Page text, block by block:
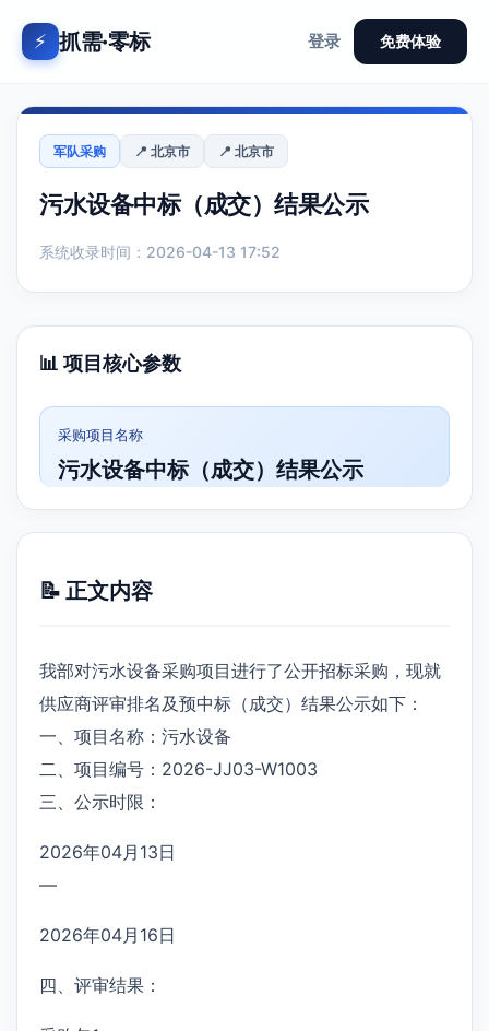
⚡ 抓需·零标 登录 免费体验
军队采购 📍 北京市 📍 北京市
污水设备中标（成交）结果公示
系统收录时间：2026-04-13 17:52
📊 项目核心参数
采购项目名称
污水设备中标（成交）结果公示
📝 正文内容
我部对污水设备采购项目进行了公开招标采购，现就
供应商评审排名及预中标（成交）结果公示如下：
一、项目名称：污水设备
二、项目编号：2026-JJ03-W1003
三、公示时限：
2026年04月13日
—
2026年04月16日
四、评审结果：